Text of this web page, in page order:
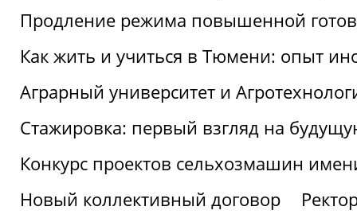
Продление режима повышенной
Как жить и учиться в Тюмени: опыт
Аграрный университет и
Стажировка: первый взгляд на
Конкурс проектов сельхозмашин
Новый коллективный договор